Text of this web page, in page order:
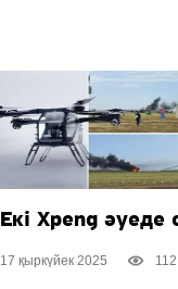
Екі Xpeng әуеде
17 қыркүйек 2025 112